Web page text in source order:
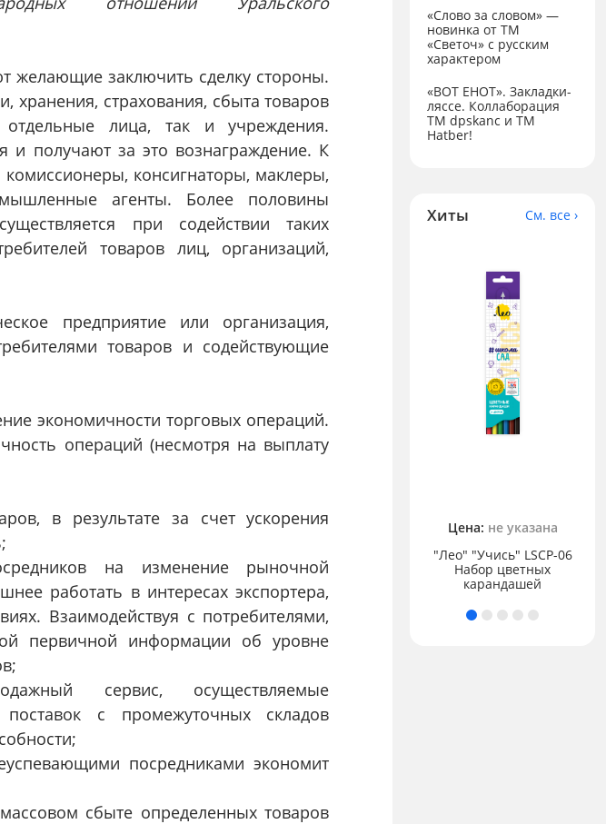
желающие заключить сделку стороны.
хранения, страхования, сбыта товаров
лица, так и учреждения.
и получают за это вознаграждение. К
консигнаторы, маклеры,
агенты. Более половины
при содействии таких
товаров лиц, организаций,
предприятие или организация,
товаров и содействующие
экономичности торговых операций.
операций (несмотря на выплату
в результате за счет ускорения
на изменение рыночной
работать в интересах экспортера,
Взаимодействуя с потребителями,
первичной информации об уровне
сервис, осуществляемые
с промежуточных складов
посредниками экономит
сбыте определенных товаров
«Слово за словом» —
новинка от ТМ
«Светоч» с русским
характером
«ВОТ ЕНОТ». Закладки-
ляссе. Коллаборация
TM dpskanc и ТМ
Hatber!
Хиты См. все ›
не указана
Цена: не указана
"Лео" "Учись" LSCP-06
Набор цветных
карандашей